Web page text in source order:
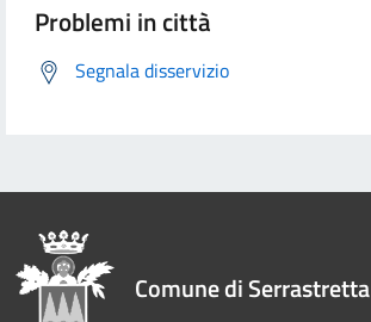
Problemi in città
Segnala disservizio
Comune di Serrastretta